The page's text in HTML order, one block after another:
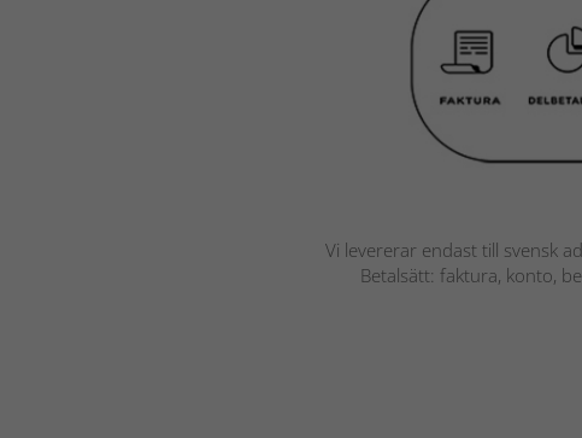
Vi levererar endast till svensk
Betalsätt: faktura, konto,